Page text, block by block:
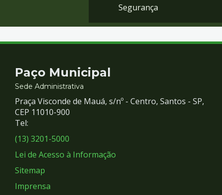
Segurança
Contato
e
Redes
Sociais
Paço Municipal
Sede Administrativa
Praça Visconde de Mauá, s/nº - Centro, Santos - SP,
CEP 11010-900
Tel:
(13) 3201-5000
Lei de Acesso à Informação
Sitemap
Imprensa